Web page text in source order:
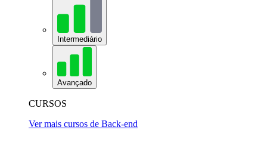
Intermediário
Avançado
CURSOS
Ver mais cursos de Back-end